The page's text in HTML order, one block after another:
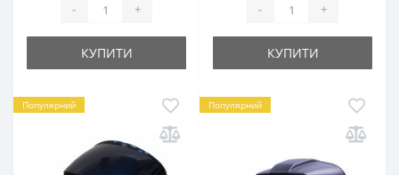
- +
КУПИТИ
- +
КУПИТИ
Популярний Популярний